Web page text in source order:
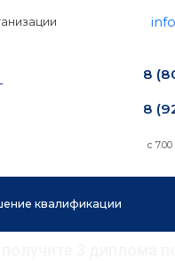
8
8
с
квалификации